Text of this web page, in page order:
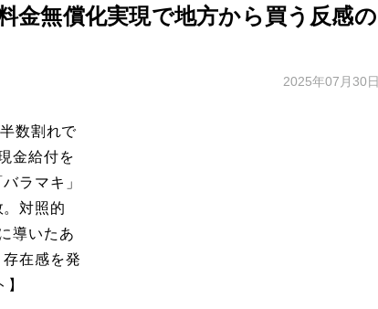
金無償化実現で地方から買う反感の
2025年07月30日
数割れで
金給付を
ラマキ」
対照的
導いたあ
在感を発